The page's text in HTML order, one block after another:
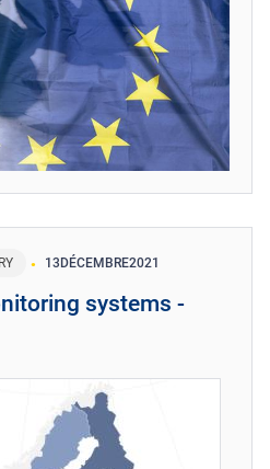
13 DÉCEMBRE2021
systems -